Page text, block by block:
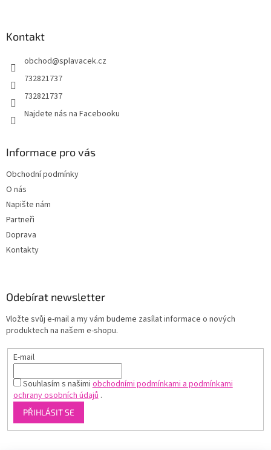
Kontakt
obchod@splavacek.cz
732821737
732821737
Najdete nás na Facebooku
Informace pro vás
Obchodní podmínky
O nás
Napište nám
Partneři
Doprava
Kontakty
Odebírat newsletter
Vložte svůj e-mail a my vám budeme zasílat informace o nových
produktech na našem e-shopu.
E-mail
Souhlasím s našimiobchodními podmínkami a podmínkami
ochrany osobních údajů.
PŘIHLÁSIT SE